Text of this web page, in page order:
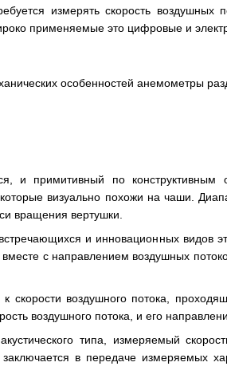
измерять скорость воздушных
применяемые это цифровые и
особенностей анемометры
и примитивный по конструктивным
визуально похожи на чаши.
вращения вертушки.
и инновационных видов
вместе с направлением воздушных
скорости воздушного потока,
воздушного потока, и его
типа, измеряемый
в передаче измеряемых